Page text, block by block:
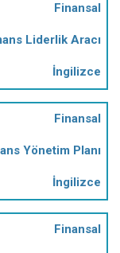
Finansal
Liderlik Aracı
İngilizce
Finansal
Yönetim Planı
İngilizce
Finansal